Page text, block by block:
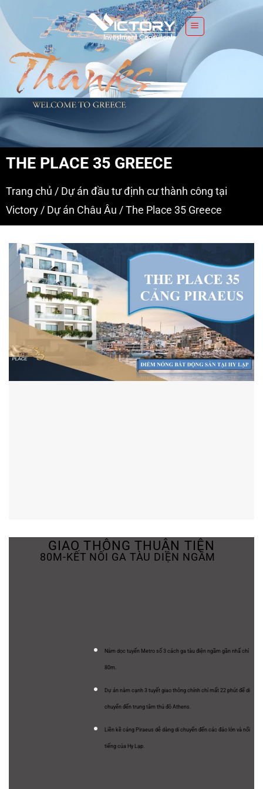
S
c
n
t
THE PLACE 35 GREECE
Trang chủ / Dự án đầu tư định cư thành công tại
Victory/ Dự án Châu Âu /The Place 35 Greece
Nằm dọc tuyến Metro số 3 cách ga tàu điện ngầm gần nhấ chỉ
80m.
Dự án nằm cạnh 3 tuyết giao thông chính chỉ mất 22 phút để di
chuyển đến trung tâm thủ đô Athens.
Liền kề cảng Piraeus dễ dàng di chuyển đến các đảo lớn và nổi
tiếng của Hy Lạp.
GIAO THÔNG THUẬN TIỆN
80M-KẾT NỐI GA TÀU DIỆN NGẦM